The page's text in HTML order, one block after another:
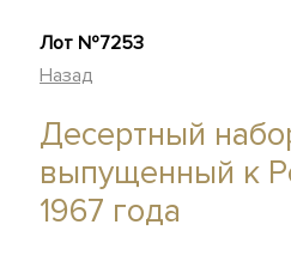
Лот №7253
Назад
Десертный
выпущенный к
1967 года